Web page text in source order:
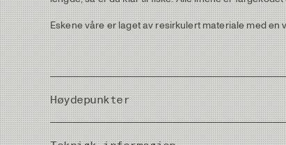
Eskene våre er laget av resirkulert materiale med
Høydepunkter
Perfekt for enhånds-, switch-, og kortere